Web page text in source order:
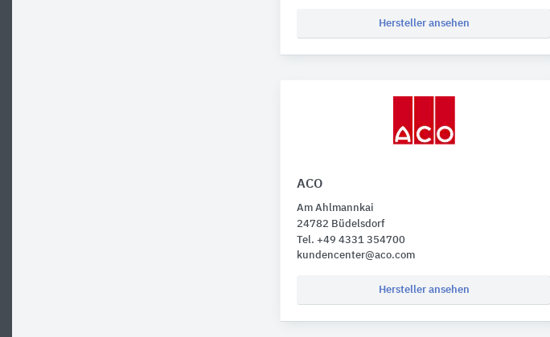
Hersteller ansehen
ACO
Am Ahlmannkai
24782 Büdelsdorf
Tel. +49 4331 354700
kundencenter@aco.com
Hersteller ansehen